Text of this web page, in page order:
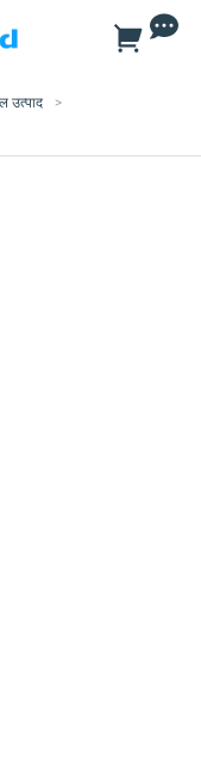
उत्पाद
>